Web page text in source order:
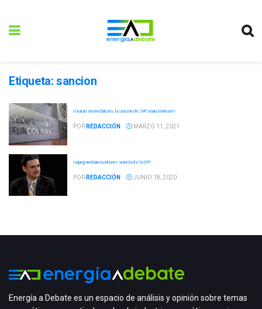
Etiqueta: sancion
Un acto intimidatorio, la sanción de SFP a García Alcocer
POR REDACCIÓN MARZO 11, 2021
Impugnará García Alcocer sanción de la SFP
POR REDACCIÓN JUNIO 18, 2020
Energía a Debate es un espacio de análisis y opinión sobre temas